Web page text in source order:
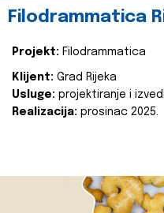
Filodrammatica
Projekt: Filodrammatica
Klijent: Grad Rijeka
Usluge: projektiranje i
Realizacija: prosinac 2025.